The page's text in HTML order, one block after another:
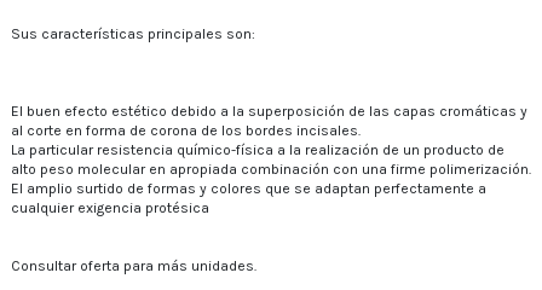
Sus características principales son:
El buen efecto estético debido a la superposición de las capas cromáticas y
al corte en forma de corona de los bordes incisales.
La particular resistencia químico-física a la realización de un producto de
alto peso molecular en apropiada combinación con una firme polimerización.
El amplio surtido de formas y colores que se adaptan perfectamente a
cualquier exigencia protésica
Consultar oferta para más unidades.